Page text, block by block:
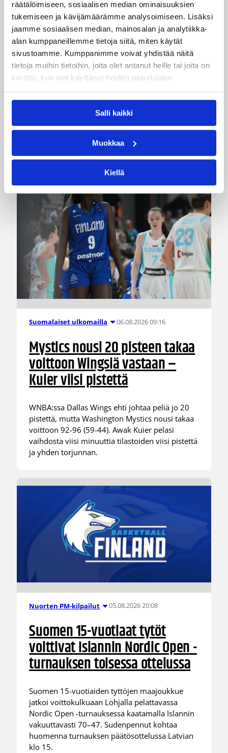
räätälöimiseen, sosiaalisen median ominaisuuksien
tukemiseen ja kävijämäärämme analysoimiseen. Lisäksi
jaamme sosiaalisen median, mainosalan ja analytiikka-
alan kumppaneillemme tietoja siitä, miten käytät
sivustoamme. Kumppanimme voivat yhdistää näitä
tietoja muihin tietoihin, joita olet antanut heille tai joita on
kerätty, kun olet käyttänyt heidän palvelujaan.
Salli kaikki
Muokkaa
Kiellä
Ei Ole
Kategoriat
Pääjuttu Suomalaiset ulkomailla
Katso myös
Suomalaiset ulkomailla 06.08.2026 09:16
Mystics nousi 20 pisteen takaa
voittoon Wingsiä vastaan –
Kuier viisi pistettä
WNBA:ssa Dallas Wings ehti johtaa peliä jo 20
pistettä, mutta Washington Mystics nousi takaa
voittoon 92-96 (59-44). Awak Kuier pelasi
vaihdosta viisi minuuttia tilastoiden viisi pistettä
ja yhden torjunnan.
Nuorten PM-kilpailut 05.08.2026 20:08
Suomen 15-vuotiaat tytöt
voittivat Islannin Nordic Open -
turnauksen toisessa ottelussa
Suomen 15-vuotiaiden tyttöjen maajoukkue
jatkoi voittokulkuaan Lohjalla pelattavassa
Nordic Open -turnauksessa kaatamalla Islannin
vakuuttavasti 70–47. Sudenpennut kohtaa
huomenna turnauksen päätösottelussa Latvian
klo 15.